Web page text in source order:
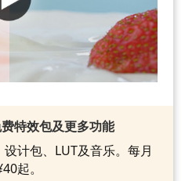
特效包及更多功能
计包、LUT及音乐。每月
起。